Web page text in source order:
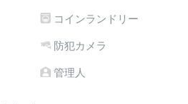
コインランドリー
防犯カメラ
管理人